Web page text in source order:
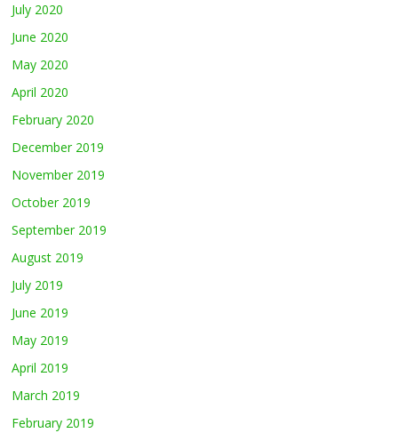
July 2020
June 2020
May 2020
April 2020
February 2020
December 2019
November 2019
October 2019
September 2019
August 2019
July 2019
June 2019
May 2019
April 2019
March 2019
February 2019